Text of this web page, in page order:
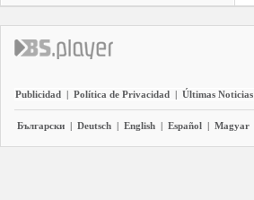
Publicidad | Política de Privacidad | Últimas Noticias
Български | Deutsch | English | Español | Magyar